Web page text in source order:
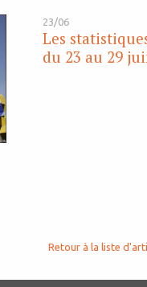
23/06
Les
du 23 au 29
Retour à la liste